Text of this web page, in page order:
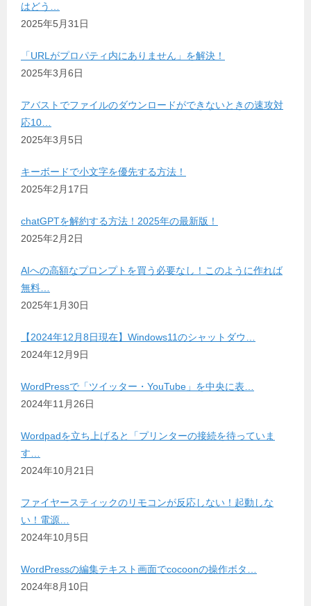
はどう…
2025年5月31日
「URLがプロパティ内にありません」を解決！
2025年3月6日
アバストでファイルのダウンロードができないときの速攻対
応10…
2025年3月5日
キーボードで小文字を優先する方法！
2025年2月17日
chatGPTを解約する方法！2025年の最新版！
2025年2月2日
AIへの高額なプロンプトを買う必要なし！このように作れば
無料…
2025年1月30日
【2024年12月8日現在】Windows11のシャットダウ…
2024年12月9日
WordPressで「ツイッター・YouTube」を中央に表…
2024年11月26日
Wordpadを立ち上げると「プリンターの接続を待っていま
す…
2024年10月21日
ファイヤースティックのリモコンが反応しない！起動しな
い！電源…
2024年10月5日
WordPressの編集テキスト画面でcocoonの操作ボタ…
2024年8月10日